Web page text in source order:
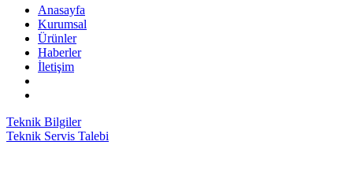
Anasayfa
Kurumsal
Ürünler
Haberler
İletişim
Teknik Bilgiler
Teknik Servis Talebi